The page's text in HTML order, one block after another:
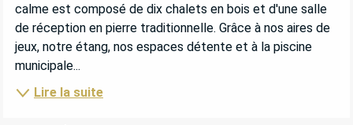
calme est composé de dix chalets en bois et d'une salle
de réception en pierre traditionnelle. Grâce à nos aires de
jeux, notre étang, nos espaces détente et à la piscine
municipale...
Lire la suite